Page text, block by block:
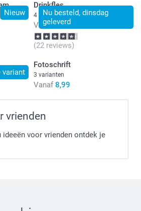
Nieuw
Nu besteld, dinsdag
geleverd
Drinkfles
4 varianten
Vanaf 26,99
(22 reviews)
variant
Fotoschrift
3 varianten
Vanaf 8,99
vrienden
ideeën voor vrienden ontdek je